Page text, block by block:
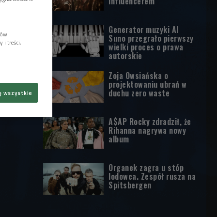
Generator muzyki AI
Suno przegrało pierwszy
wielki proces o prawa
autorskie
Zoja Owsiańska o
projektowaniu ubrań w
duchu zero waste
A$AP Rocky zdradził, że
Rihanna nagrywa nowy
album
Organek zagra u stóp
lodowca. Zespół rusza na
Spitsbergen
i treści,
wszystkie